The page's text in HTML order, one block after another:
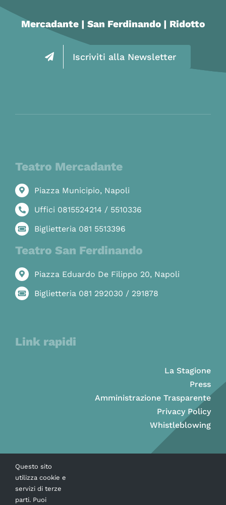
Mercadante | San Ferdinando | Ridotto
Iscriviti alla Newsletter
Teatro Mercadante
Piazza Municipio, Napoli
Uffici 0815524214 / 5510336
Biglietteria 081 5513396
Teatro San Ferdinando
Piazza Eduardo De Filippo 20, Napoli
Biglietteria 081 292030 / 291878
Link rapidi
La Stagione
Press
Amministrazione Trasparente
Privacy Policy
Whistleblowing
Questo sito
utilizza cookie e
servizi di terze
parti. Puoi